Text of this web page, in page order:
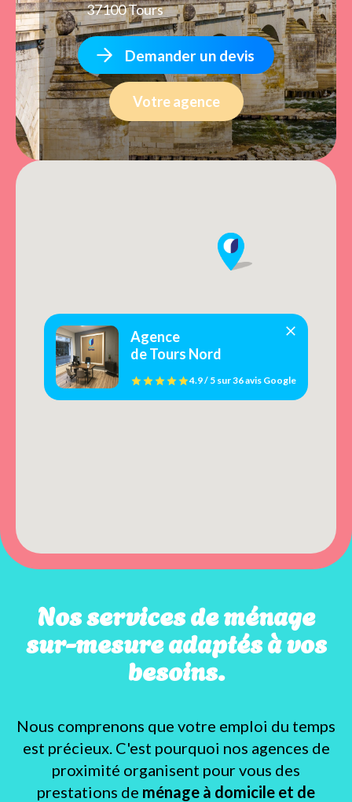
37100 Tours
Demander un devis
Votre agence
Agence
de Tours Nord
4.9 / 5 sur36 avis Google
Nos services de ménage
sur-mesure adaptés à vos
besoins.
Nous comprenons que votre emploi du temps
est précieux. C'est pourquoi nos agences de
proximité organisent pour vous des
prestations de ménage à domicile et de